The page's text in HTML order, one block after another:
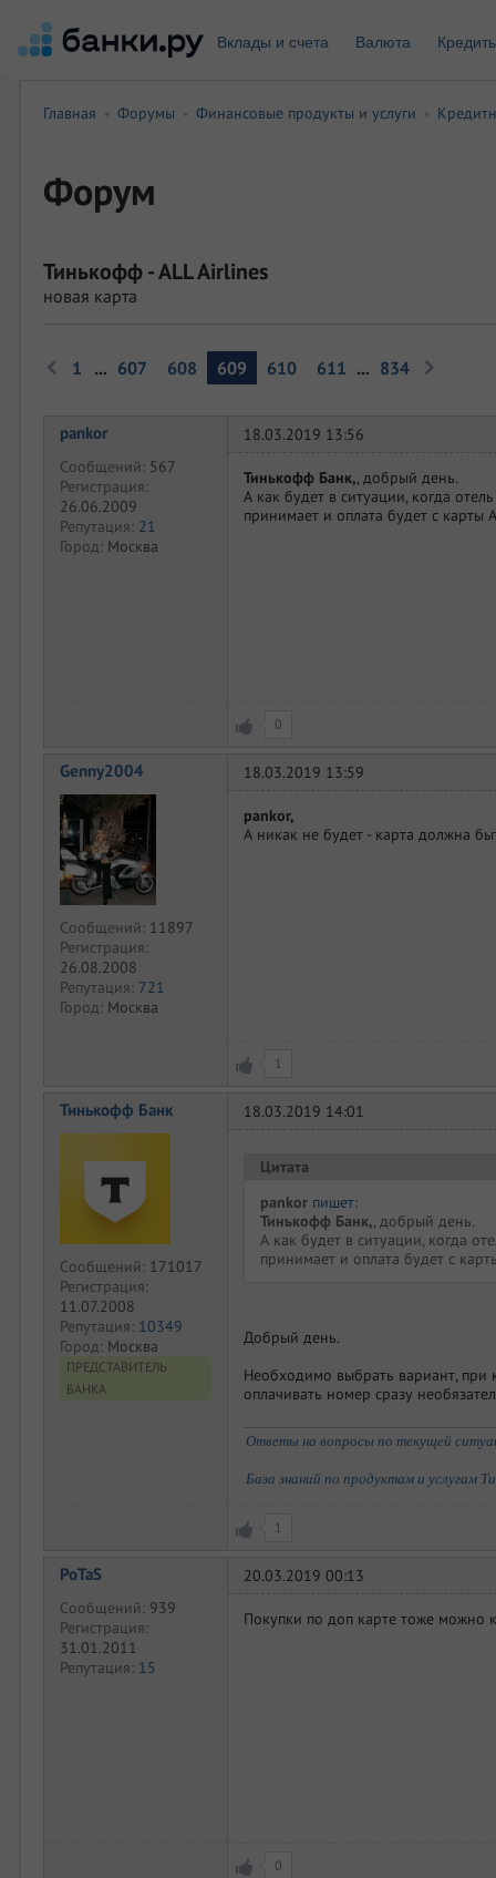
Вклады и счета Валюта
Главная Форумы Финансовые продукты и услуги
Форум
Тинькофф - ALL Airlines
новая карта
1 ... 607 608 609 610 611 ... 834
pankor
Сообщений: 567
Регистрация:
26.06.2009
Репутация: 21
Город: Москва
18.03.2019 13:56
Тинькофф Банк,, добрый день.
А как будет в ситуации, когда
принимает и оплата будет с карты
0
Genny2004
Сообщений: 11897
Регистрация:
26.08.2008
Репутация: 721
Город: Москва
18.03.2019 13:59
pankor,
А никак не будет - карта должна
1
Тинькофф Банк
Сообщений: 171017
Регистрация:
11.07.2008
Репутация: 10349
Город: Москва
ПРЕДСТАВИТЕЛЬ
БАНКА
18.03.2019 14:01
Цитата
pankor пишет:
Тинькофф Банк,, добрый день.
А как будет в ситуации, когда
принимает и оплата будет с
Добрый день.
Необходимо выбрать вариант,
оплачивать номер сразу
Ответы на вопросы по текущей
База знаний по продуктам и услугам
1
PoTaS
Сообщений: 939
Регистрация:
31.01.2011
Репутация: 15
20.03.2019 00:13
Покупки по доп карте тоже можно
0